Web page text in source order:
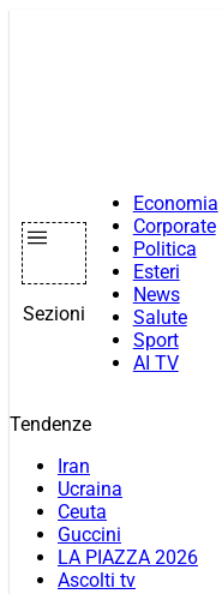
Sezioni
Economia
Corporate
Politica
Esteri
News
Salute
Sport
AI TV
Tendenze
Iran
Ucraina
Ceuta
Guccini
LA PIAZZA 2026
Ascolti tv